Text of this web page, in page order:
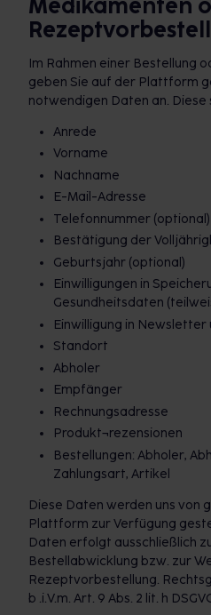
Medikamenten
Im Rahmen einer Bestellung
geben Sie auf der Plattform
notwendigen Daten an. Diese
Anrede
Vorname
Nachname
E-Mail-Adresse
Telefonnummer (optional)
Bestätigung der
Geburtsjahr (optional)
Einwilligungen in
Gesundheitsdaten
Einwilligung in Newsletter
Standort
Abholer
Empfänger
Rechnungsadresse
Produkt¬rezensionen
Bestellungen: Abholer,
Zahlungsart, Artikel
Diese Daten werden uns von
Plattform zur Verfügung
Daten erfolgt ausschließlich
Bestellabwicklung bzw. zur
Rezeptvorbestellung.
b .i.V.m. Art. 9 Abs. 2 lit. h